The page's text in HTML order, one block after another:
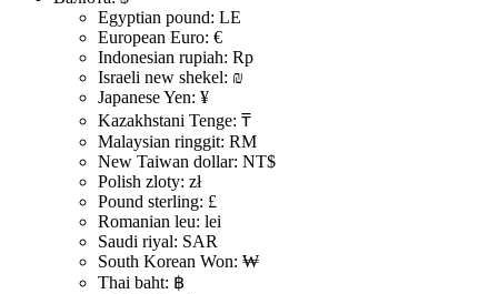
Egyptian pound: LE
European Euro: €
Indonesian rupiah: Rp
Israeli new shekel: ₪
Japanese Yen: ¥
Kazakhstani Tenge: ₸
Malaysian ringgit: RM
New Taiwan dollar: NT$
Polish zloty: zł
Pound sterling: £
Romanian leu: lei
Saudi riyal: SAR
South Korean Won: ₩
Thai baht: ฿